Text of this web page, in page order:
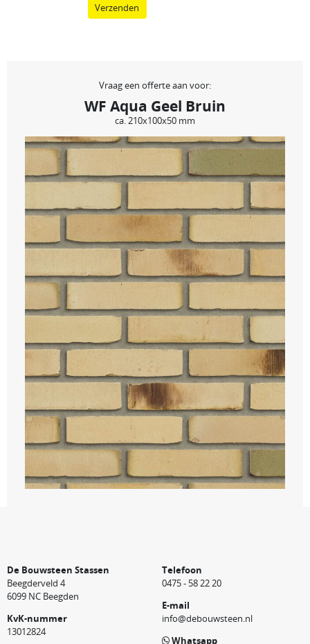
Verzenden
Vraag een offerte aan voor:
WF Aqua Geel Bruin
ca. 210x100x50 mm
De Bouwsteen Stassen
Beegderveld 4
6099 NC Beegden
KvK-nummer
13012824
Telefoon
0475 - 58 22 20
E-mail
info@debouwsteen.nl
Whatsapp